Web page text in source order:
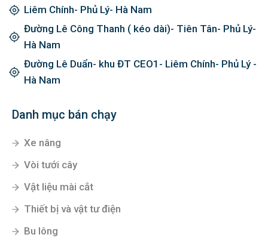
Liêm Chính- Phủ Lý- Hà Nam
Đường Lê Công Thanh ( kéo dài)- Tiên Tân- Phủ Lý-
Hà Nam
Đường Lê Duẩn- khu ĐT CEO1- Liêm Chính- Phủ Lý -
Hà Nam
Danh mục bán chạy
Xe nâng
Vòi tưới cây
Vật liệu mài cắt
Thiết bị và vật tư điện
Bu lông